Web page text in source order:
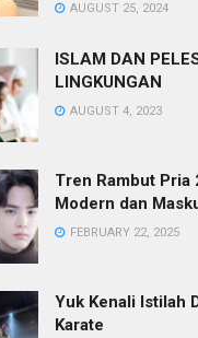
AUGUST 25, 2024
ISLAM DAN
LINGKUNGAN
AUGUST 4, 2023
Tren Rambut Pria
Modern dan
FEBRUARY 22, 2025
Yuk Kenali Istilah
Karate